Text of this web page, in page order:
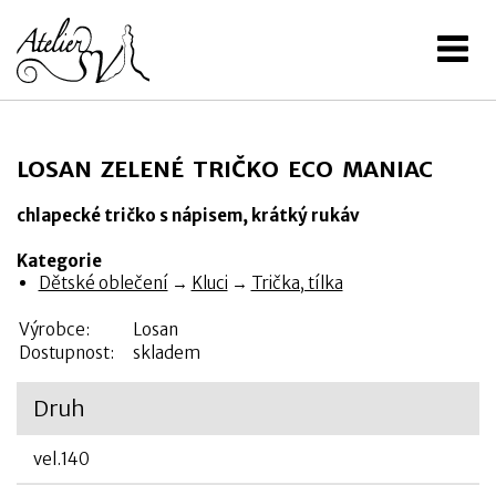
LOSAN ZELENÉ TRIČKO ECO MANIAC
chlapecké tričko s nápisem, krátký rukáv
Kategorie
Dětské oblečení → Kluci → Trička, tílka
Výrobce:
Losan
Dostupnost:
skladem
Druh
vel.140